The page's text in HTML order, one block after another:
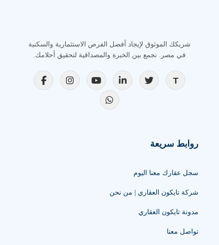
شريكك الموثوق لإيجاد أفضل الفرص الاستثمارية والسكنية
في مصر. نجمع بين الخبرة والمصداقية لتحقيق أحلامك.
روابط سريعة
سجل عقارك معنا اليوم
شركة تايكون العقاري | من نحن
مدونة تايكون العقاري
تواصل معنا